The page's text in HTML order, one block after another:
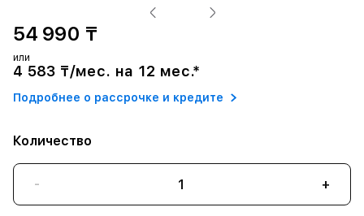
54 990 ₸
или
4 583 ₸/мес. на 12 мес.*
Подробнее о рассрочке и кредите
Количество
- +